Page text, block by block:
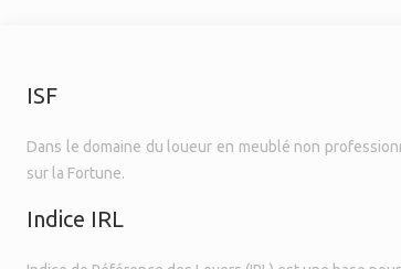
ISF
Dans le domaine du loueur en meublé non
sur la Fortune.
Indice IRL